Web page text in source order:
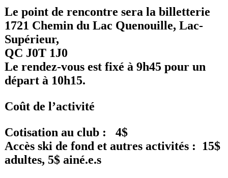
Le point de rencontre sera la billetterie
1721 Chemin du Lac Quenouille, Lac-
Supérieur,
QC J0T 1J0
Le rendez-vous est fixé à 9h45 pour un
départ à 10h15.
Coût de l’activité
Cotisation au club : 4$
Accès ski de fond et autres activités : 15$
adultes, 5$ ainé.e.s